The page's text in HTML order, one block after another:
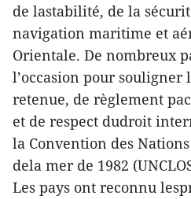
de lastabilité, de la
navigation maritime et
Orientale. De nombreux
l’occasion pour souligner
retenue, de règlement
et de respect dudroit
la Convention des
dela mer de 1982
Les pays ont reconnu